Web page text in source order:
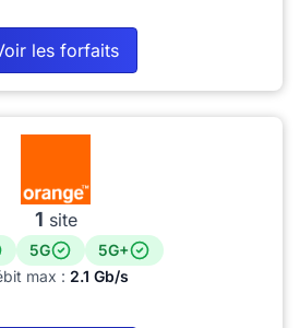
les forfaits
1 site
5G
5G+
max : 2.1 Gb/s